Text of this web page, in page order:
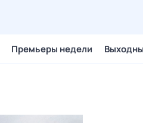
Премьеры недели